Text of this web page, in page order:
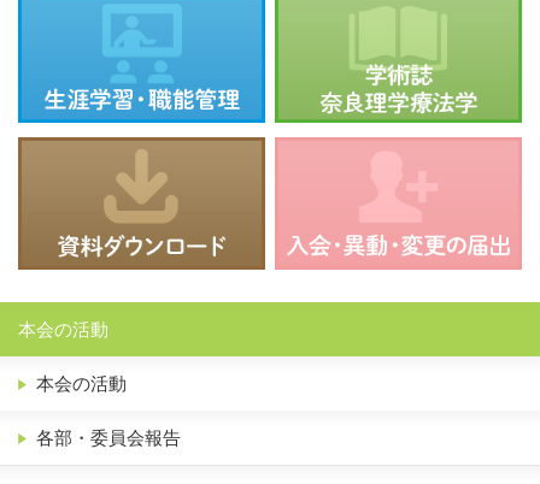
本会の活動
本会の活動
各部・委員会報告